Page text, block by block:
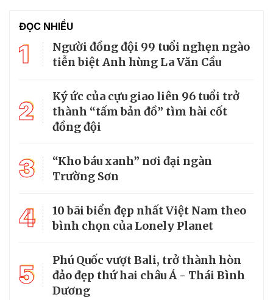
ĐỌC NHIỀU
1
Người đồng đội 99 tuổi nghẹn ngào
tiễn biệt Anh hùng La Văn Cầu
2
Ký ức của cựu giao liên 96 tuổi trở
thành “tấm bản đồ” tìm hài cốt
đồng đội
3
“Kho báu xanh” nơi đại ngàn
Trường Sơn
4
10 bãi biển đẹp nhất Việt Nam theo
bình chọn của Lonely Planet
5
Phú Quốc vượt Bali, trở thành hòn
đảo đẹp thứ hai châu Á - Thái Bình
Dương